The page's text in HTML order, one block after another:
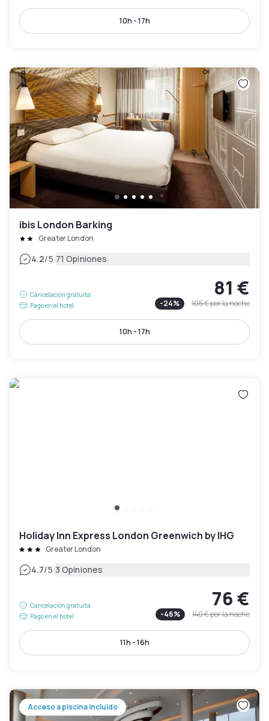
10h - 17h
ibis London Barking
Greater London
4.2/5|71 Opiniones
Cancelación gratuita
Pago en el hotel
81 €
-24% 105 €por la noche
10h - 17h
Holiday Inn Express London Greenwich by IHG
Greater London
4.7/5|3 Opiniones
Cancelación gratuita
Pago en el hotel
76 €
-46% 140 €por la noche
11h - 16h
Acceso a piscina incluido